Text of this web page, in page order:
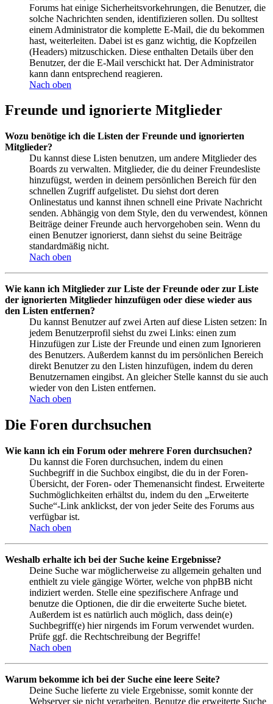
Forums hat einige Sicherheitsvorkehrungen, die Benutzer, die
solche Nachrichten senden, identifizieren sollen. Du solltest
einem Administrator die komplette E-Mail, die du bekommen
hast, weiterleiten. Dabei ist es ganz wichtig, die Kopfzeilen
(Headers) mitzuschicken. Diese enthalten Details über den
Benutzer, der die E-Mail verschickt hat. Der Administrator
kann dann entsprechend reagieren.
Nach oben
Freunde und ignorierte Mitglieder
Wozu benötige ich die Listen der Freunde und ignorierten
Mitglieder?
Du kannst diese Listen benutzen, um andere Mitglieder des
Boards zu verwalten. Mitglieder, die du deiner Freundesliste
hinzufügst, werden in deinem persönlichen Bereich für den
schnellen Zugriff aufgelistet. Du siehst dort deren
Onlinestatus und kannst ihnen schnell eine Private Nachricht
senden. Abhängig von dem Style, den du verwendest, können
Beiträge deiner Freunde auch hervorgehoben sein. Wenn du
einen Benutzer ignorierst, dann siehst du seine Beiträge
standardmäßig nicht.
Nach oben
Wie kann ich Mitglieder zur Liste der Freunde oder zur Liste
der ignorierten Mitglieder hinzufügen oder diese wieder aus
den Listen entfernen?
Du kannst Benutzer auf zwei Arten auf diese Listen setzen: In
jedem Benutzerprofil siehst du zwei Links: einen zum
Hinzufügen zur Liste der Freunde und einen zum Ignorieren
des Benutzers. Außerdem kannst du im persönlichen Bereich
direkt Benutzer zu den Listen hinzufügen, indem du deren
Benutzernamen eingibst. An gleicher Stelle kannst du sie auch
wieder von den Listen entfernen.
Nach oben
Die Foren durchsuchen
Wie kann ich ein Forum oder mehrere Foren durchsuchen?
Du kannst die Foren durchsuchen, indem du einen
Suchbegriff in die Suchbox eingibst, die du in der Foren-
Übersicht, der Foren- oder Themenansicht findest. Erweiterte
Suchmöglichkeiten erhältst du, indem du den „Erweiterte
Suche“-Link anklickst, der von jeder Seite des Forums aus
verfügbar ist.
Nach oben
Weshalb erhalte ich bei der Suche keine Ergebnisse?
Deine Suche war möglicherweise zu allgemein gehalten und
enthielt zu viele gängige Wörter, welche von phpBB nicht
indiziert werden. Stelle eine spezifischere Anfrage und
benutze die Optionen, die dir die erweiterte Suche bietet.
Außerdem ist es natürlich auch möglich, dass dein(e)
Suchbegriff(e) hier nirgends im Forum verwendet wurden.
Prüfe ggf. die Rechtschreibung der Begriffe!
Nach oben
Warum bekomme ich bei der Suche eine leere Seite?
Deine Suche lieferte zu viele Ergebnisse, somit konnte der
Webserver sie nicht verarbeiten. Benutze die erweiterte Suche